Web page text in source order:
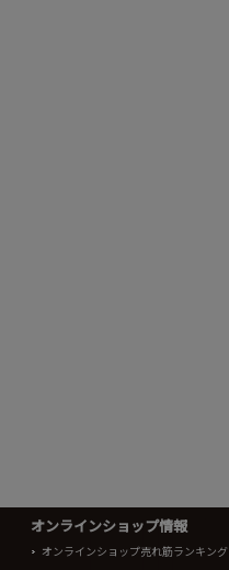
オンラインショップ情報
オンラインショップ売れ筋ランキング